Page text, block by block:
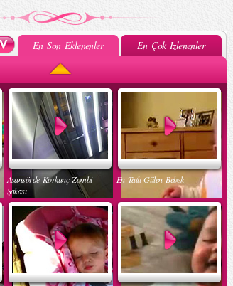
En Son Eklenenler En Çok İzlenenler
Asansörde Korkunç Zombi
Şakası
En Tatlı Gülen Bebek